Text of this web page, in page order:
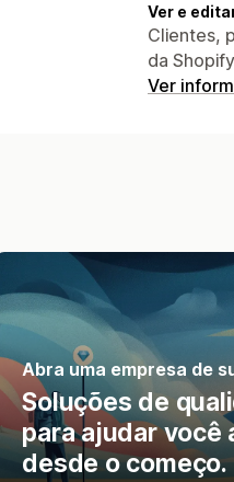
Ver e
Clientes,
da
Ver
Abra uma empresa de
Soluções de
para ajudar você
desde o começo.